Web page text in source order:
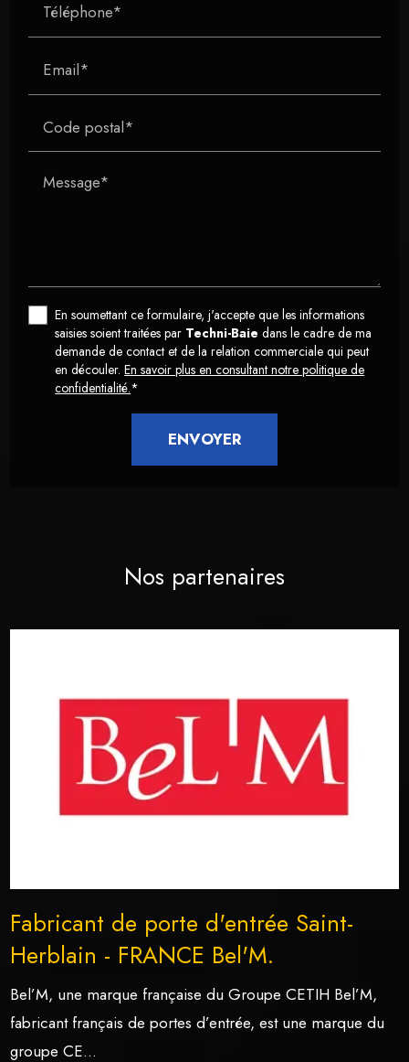
Téléphone*
Email*
Code postal*
Message*
En soumettant ce formulaire, j'accepte que les informations
saisies soient traitées par Techni-Baie dans le cadre de ma
demande de contact et de la relation commerciale qui peut
en découler.En savoir plus en consultant notre politique de
confidentialité.*
Nos partenaires
Fabricant de porte d'entrée Saint-
Herblain - FRANCE Bel'M.
Bel’M, une marque française du Groupe CETIH Bel’M,
fabricant français de portes d’entrée, est une marque du
groupe CE...